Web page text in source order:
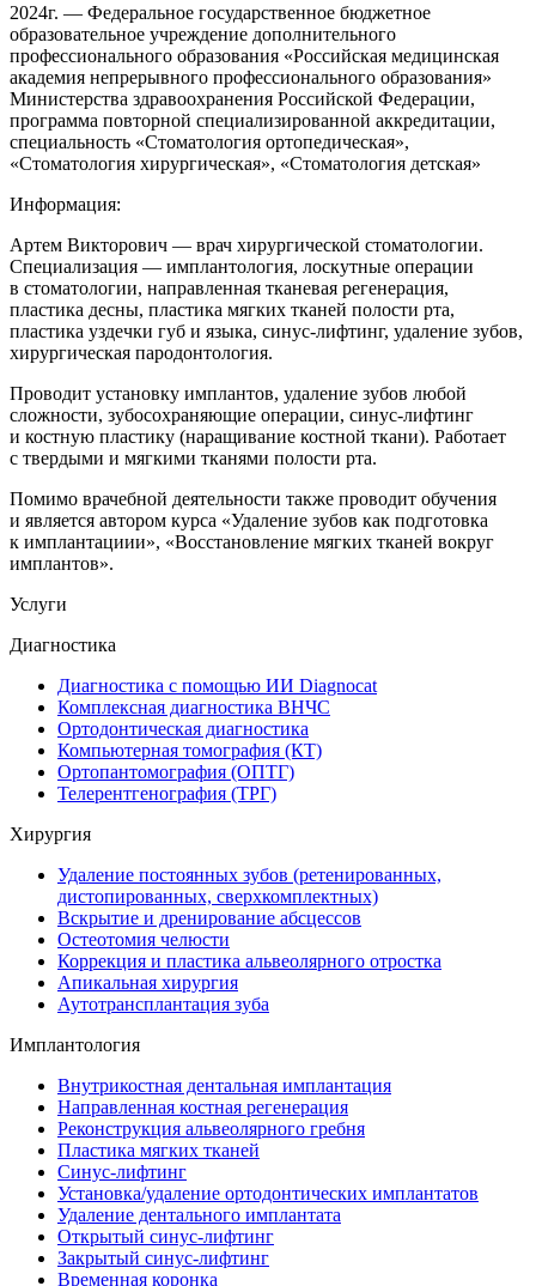
2024г. — Федеральное государственное бюджетное
образовательное учреждение дополнительного
профессионального образования «Российская медицинская
академия непрерывного профессионального образования»
Министерства здравоохранения Российской Федерации,
программа повторной специализированной аккредитации,
специальность «Стоматология ортопедическая»,
«Стоматология хирургическая», «Стоматология детская»
Информация:
Артем Викторович — врач хирургической стоматологии.
Специализация — имплантология, лоскутные операции
в стоматологии, направленная тканевая регенерация,
пластика десны, пластика мягких тканей полости рта,
пластика уздечки губ и языка, синус-лифтинг, удаление зубов,
хирургическая пародонтология.
Проводит установку имплантов, удаление зубов любой
сложности, зубосохраняющие операции, синус-лифтинг
и костную пластику (наращивание костной ткани). Работает
с твердыми и мягкими тканями полости рта.
Помимо врачебной деятельности также проводит обучения
и является автором курса «Удаление зубов как подготовка
к имплантациии», «Восстановление мягких тканей вокруг
имплантов».
Услуги
Диагностика
Диагностика с помощью ИИ Diagnocat
Комплексная диагностика ВНЧС
Ортодонтическая диагностика
Компьютерная томография (КТ)
Ортопантомография (ОПТГ)
Телерентгенография (ТРГ)
Хирургия
Удаление постоянных зубов (ретенированных,
дистопированных, сверхкомплектных)
Вскрытие и дренирование абсцессов
Остеотомия челюсти
Коррекция и пластика альвеолярного отростка
Апикальная хирургия
Аутотрансплантация зуба
Имплантология
Внутрикостная дентальная имплантация
Направленная костная регенерация
Реконструкция альвеолярного гребня
Пластика мягких тканей
Синус-лифтинг
Установка/удаление ортодонтических имплантатов
Удаление дентального имплантата
Открытый синус-лифтинг
Закрытый синус-лифтинг
Временная коронка